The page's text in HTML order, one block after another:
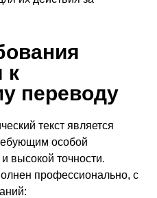
к
переводу
текст является
особой
высокой точности.
профессионально, с